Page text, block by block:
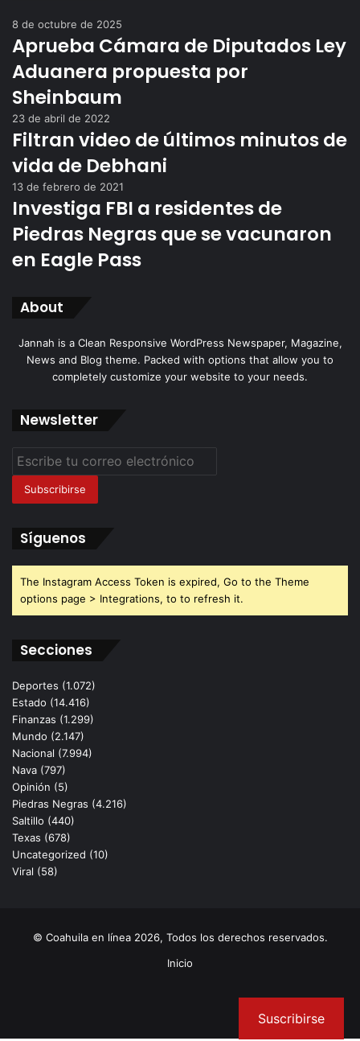
8 de octubre de 2025
Aprueba Cámara de Diputados Ley
Aduanera propuesta por
Sheinbaum
23 de abril de 2022
Filtran video de últimos minutos de
vida de Debhani
13 de febrero de 2021
Investiga FBI a residentes de
Piedras Negras que se vacunaron
en Eagle Pass
About
Jannah is a Clean Responsive WordPress Newspaper, Magazine,
News and Blog theme. Packed with options that allow you to
completely customize your website to your needs.
Newsletter
Escribe
correo
electrónico
Síguenos
The Instagram Access Token is expired, Go to the Theme
options page > Integrations, to to refresh it.
Secciones
Deportes (1.072)
Estado (14.416)
Finanzas (1.299)
Mundo (2.147)
Nacional (7.994)
Nava (797)
Opinión (5)
Piedras Negras (4.216)
Saltillo (440)
Texas (678)
Uncategorized (10)
Viral (58)
© Coahuila en línea 2026, Todos los derechos reservados.
Inicio
Instagram
Suscribirse